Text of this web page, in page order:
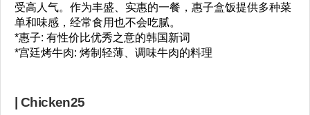
受高人气。作为丰盛、实惠的一餐，惠子盒饭提供多种菜
单和味感，经常食用也不会吃腻。
*惠子: 有性价比优秀之意的韩国新词
*宫廷烤牛肉: 烤制轻薄、调味牛肉的料理
| Chicken25